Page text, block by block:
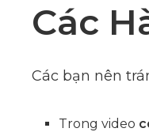
Các
Các bạn nên
Trong video